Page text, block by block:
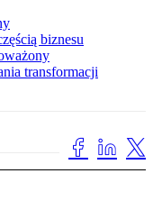
biznesu
transformacji